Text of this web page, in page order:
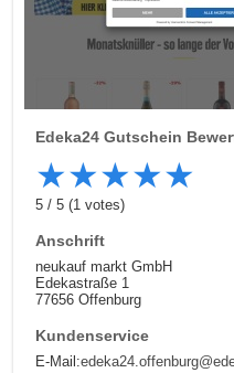
Edeka24 Gutschein
★★★★★
5/5 (1 votes)
Anschrift
neukauf markt GmbH
Edekastraße 1
77656 Offenburg
Kundenservice
E-Mail: